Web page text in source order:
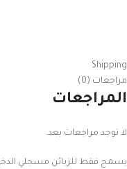
Shipping
مراجعات (0)
المراجعات
لا توجد مراجعات بعد.
يسمح فقط للزبائن مسجلي